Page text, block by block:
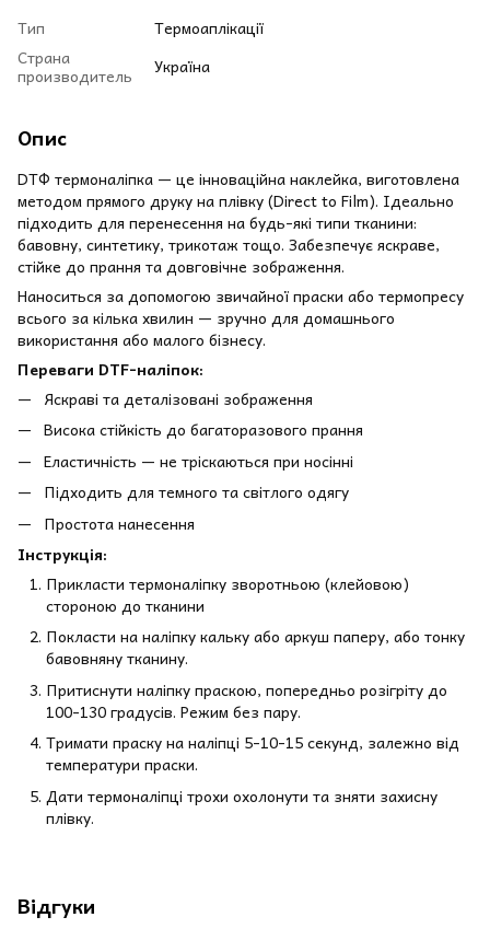
Тип
Термоаплікації
Страна
производитель Україна
Опис
DТФ термоналіпка — це інноваційна наклейка, виготовлена
методом прямого друку на плівку (Direct to Film). Ідеально
підходить для перенесення на будь-які типи тканини:
бавовну, синтетику, трикотаж тощо. Забезпечує яскраве,
стійке до прання та довговічне зображення.
Наноситься за допомогою звичайної праски або термопресу
всього за кілька хвилин — зручно для домашнього
використання або малого бізнесу.
Переваги DTF-наліпок:
Яскраві та деталізовані зображення
Висока стійкість до багаторазового прання
Еластичність — не тріскаються при носінні
Підходить для темного та світлого одягу
Простота нанесення
Інструкція:
Прикласти термоналіпку зворотньою (клейовою)
стороною до тканини
Покласти на наліпку кальку або аркуш паперу, або тонку
бавовняну тканину.
Притиснути наліпку праскою, попередньо розігріту до
100-130 градусів. Режим без пару.
Тримати праску на наліпці 5-10-15 секунд, залежно від
температури праски.
Дати термоналіпці трохи охолонути та зняти захисну
плівку.
Відгуки